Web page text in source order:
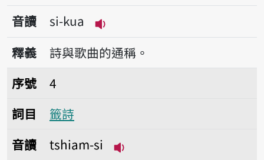
音讀
si-kua
播放音讀si-kua
釋義
詩與歌曲的通稱。
序號4籤詩
序號
4
詞目
籤詩
音讀
tshiam-si